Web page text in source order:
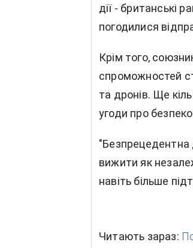
дії - британські
погодилися
Крім того,
спроможностей
та дронів. Ще
угоди про
"Безпрецедентна
вижити як
навіть більше
Читають зараз: